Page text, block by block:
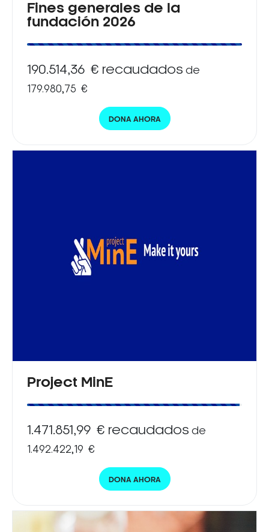
Fines generales de la
fundación 2026
190.514,36 € recaudados de
179.980,75 €
DONA AHORA
Project MinE
1.471.851,99 € recaudados de
1.492.422,19 €
DONA AHORA